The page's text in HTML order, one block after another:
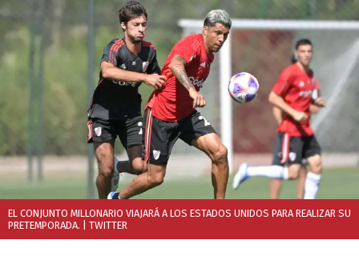
EL CONJUNTO MILLONARIO VIAJARÁ A LOS ESTADOS UNIDOS PARA REALIZAR SU
PRETEMPORADA. | TWITTER